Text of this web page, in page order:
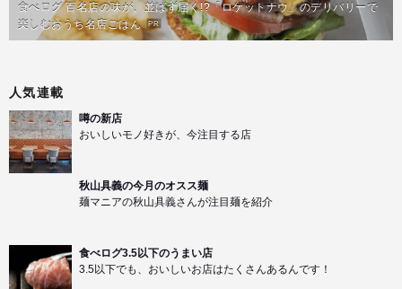
食べログ 百名店の味が、並ばず届く!?「ロケットナウ」のデリバリーで
楽しむおうち名店ごはん PR
人気連載
噂の新店
おいしいモノ好きが、今注目する店
秋山具義の今月のオスス麺
麺マニアの秋山具義さんが注目麺を紹介
食べログ3.5以下のうまい店
3.5以下でも、おいしいお店はたくさんあるんです！